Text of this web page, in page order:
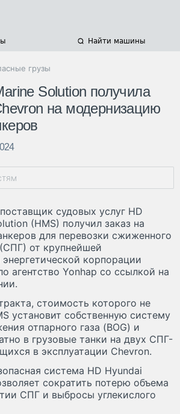
Найти машины
грузы
Solution получила
на модернизацию
судовых услуг HD
(HMS) получил заказ на
для перевозки сжиженного
от крупнейшей
корпорации
агентство Yonhap со ссылкой на
стоимость которого не
установит собственную систему
отпарного газа (BOG) и
в грузовые танки на двух СПГ-
в эксплуатации Chevron.
система HD Hyundai
сократить потерю объема
СПГ и выбросы углекислого